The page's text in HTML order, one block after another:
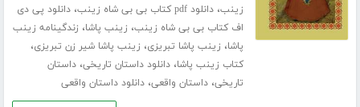
زینب،دانلود pdf کتاب بی بی شاه زینب ،دانلود پی دی
اف کتاب بی بی شاه زینب، زینب پاشا، زندگینامه زینب
پاشا، زینب پاشا تبریزی، زینب پاشا شیر زن تبریزی،
کتاب زینب پاشا،دانلود داستان تاریخی،داستان
تاریخی،داستان واقعی،دانلود داستان واقعی